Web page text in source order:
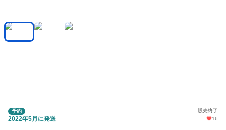
予約 販売終了
2022年5月に発送 16